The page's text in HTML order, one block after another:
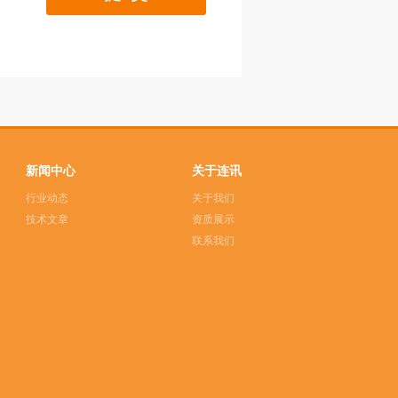
新闻中心
行业动态
技术文章
关于连讯
关于我们
资质展示
联系我们